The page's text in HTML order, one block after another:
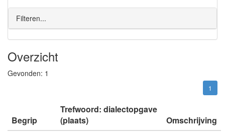
Filteren...
Overzicht
Gevonden: 1
1
Begrip
Trefwoord: dialectopgave
(plaats)
Omschrijving